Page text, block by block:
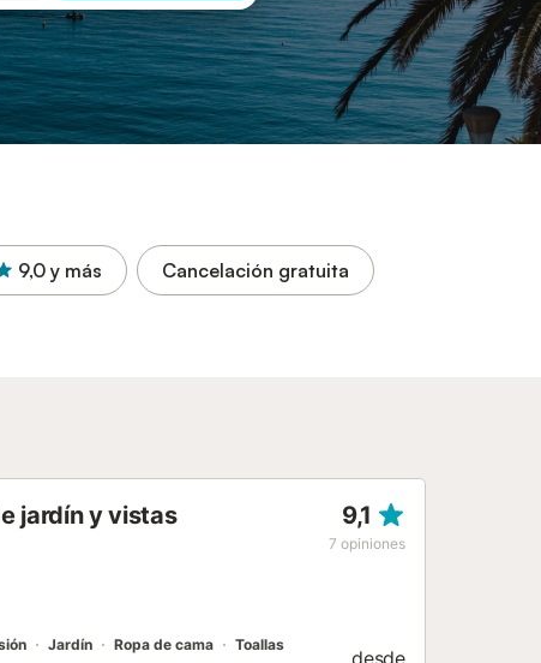
9,0 y más Cancelación gratuita
jardín y vistas 9,1
7 opiniones
Jardín Ropa de cama Toallas
desde